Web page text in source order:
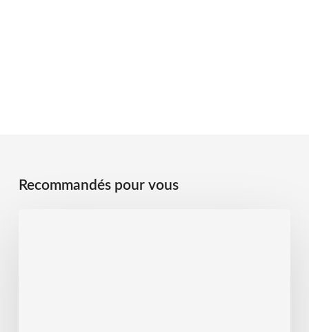
Recommandés pour vous